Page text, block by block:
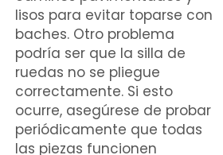
lisos para evitar toparse con
baches. Otro problema
podría ser que la silla de
ruedas no se pliegue
correctamente. Si esto
ocurre, asegúrese de probar
periódicamente que todas
las piezas funcionen